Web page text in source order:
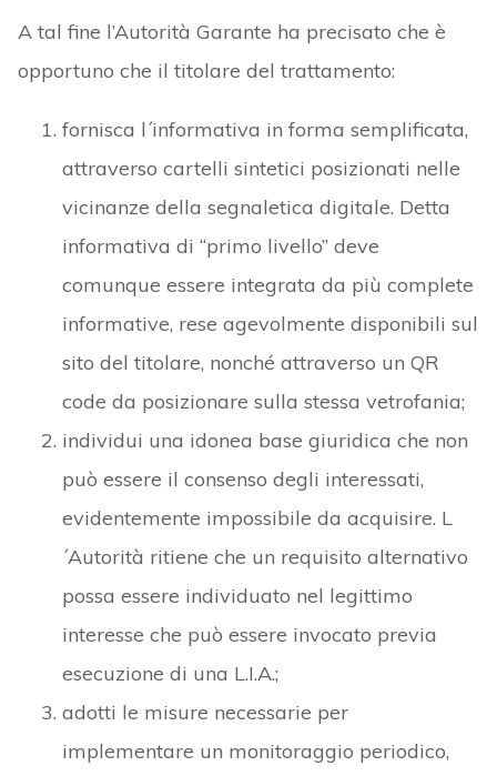
A tal fine l’Autorità Garante ha precisato che è
opportuno che il titolare del trattamento:
fornisca l´informativa in forma semplificata,
attraverso cartelli sintetici posizionati nelle
vicinanze della segnaletica digitale. Detta
informativa di “primo livello” deve
comunque essere integrata da più complete
informative, rese agevolmente disponibili sul
sito del titolare, nonché attraverso un QR
code da posizionare sulla stessa vetrofania;
individui una idonea base giuridica che non
può essere il consenso degli interessati,
evidentemente impossibile da acquisire. L
´Autorità ritiene che un requisito alternativo
possa essere individuato nel legittimo
interesse che può essere invocato previa
esecuzione di una L.I.A.;
adotti le misure necessarie per
implementare un monitoraggio periodico,